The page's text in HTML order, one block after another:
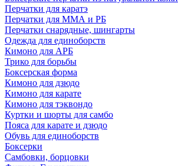
Перчатки для каратэ
Перчатки для ММА и РБ
Перчатки снарядные, шингарты
Одежда для единоборств
Кимоно для АРБ
Трико для борьбы
Боксерская форма
Кимоно для дзюдо
Кимоно для карате
Кимоно для тэквондо
Куртки и шорты для самбо
Пояса для карате и дзюдо
Обувь для единоборств
Боксерки
Самбовки, борцовки